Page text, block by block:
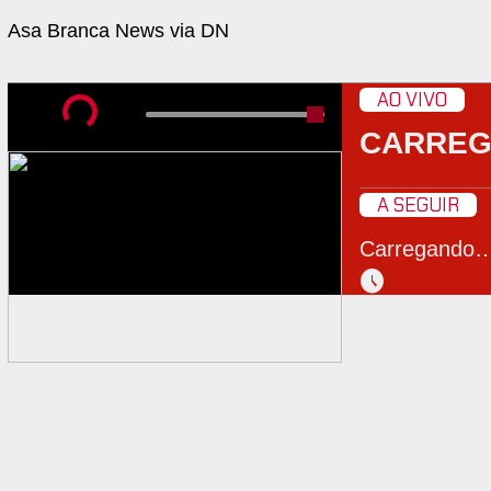
Asa Branca News via DN
AO VIVO
A SEGUIR
schedule